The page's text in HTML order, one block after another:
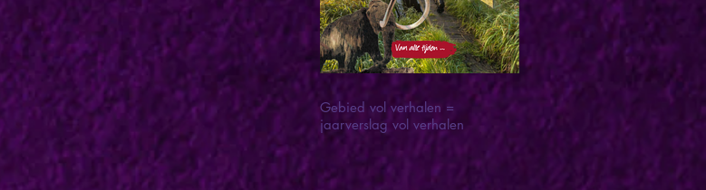
Gebied vol verhalen =
jaarverslag vol verhalen